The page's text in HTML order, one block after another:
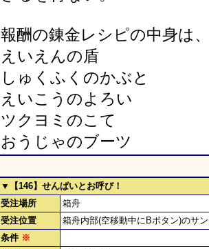
報酬の錬金レシピの中身は
えいえんの盾
しゅくふくのかぶと
えいこうのよろい
ツクヨミのこて
おうじゃのブーツ
▼【146】せんぱいとお呼び！
受注場所
箱舟
受注位置
箱舟内部(空移動中にBボタン)のサ
条件 ※